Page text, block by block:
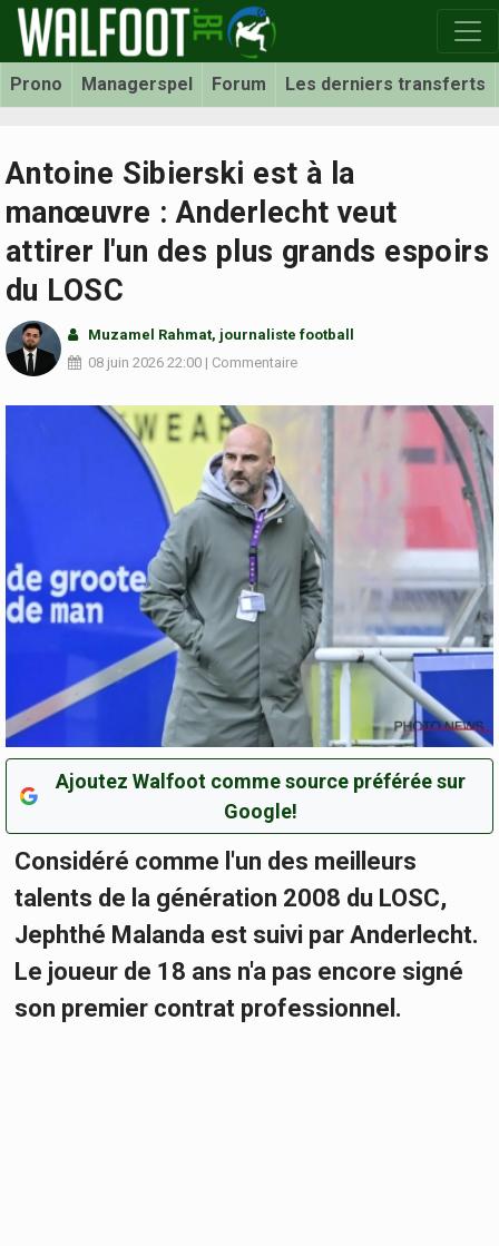
Prono Managerspel Forum Les derniers transferts
Antoine Sibierski est à la
manœuvre : Anderlecht veut
attirer l'un des plus grands espoirs
du LOSC
Muzamel Rahmat, journaliste football
08 juin 2026 22:00 | Commentaire
Ajoutez Walfoot comme source préférée sur
Google!
Considéré comme l'un des meilleurs
talents de la génération 2008 du LOSC,
Jephthé Malanda est suivi par Anderlecht.
Le joueur de 18 ans n'a pas encore signé
son premier contrat professionnel.